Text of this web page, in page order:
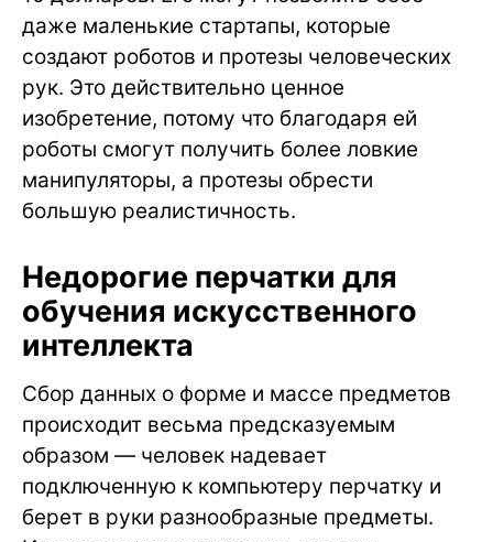
даже маленькие стартапы, которые
создают роботов и протезы человеческих
рук. Это действительно ценное
изобретение, потому что благодаря ей
роботы смогут получить более ловкие
манипуляторы, а протезы обрести
большую реалистичность.
Недорогие перчатки для
обучения искусственного
интеллекта
Сбор данных о форме и массе предметов
происходит весьма предсказуемым
образом — человек надевает
подключенную к компьютеру перчатку и
берет в руки разнообразные предметы.